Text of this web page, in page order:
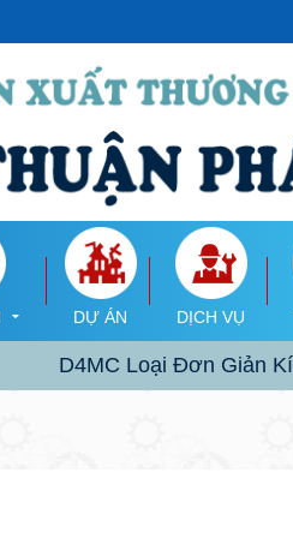
DỰ ÁN DỊCH VỤ
D4MC Loại Đơn Giản